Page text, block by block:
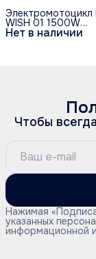
Нет в наличии
Электромотоцикл
WISH 01 1500W
(52V/30Ah) -
Чтобы
Нажимая
указанных
информационной